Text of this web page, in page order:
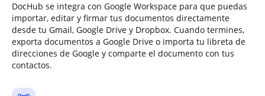
DocHub se integra con Google Workspace para que puedas
importar, editar y firmar tus documentos directamente
desde tu Gmail, Google Drive y Dropbox. Cuando termines,
exporta documentos a Google Drive o importa tu libreta de
direcciones de Google y comparte el documento con tus
contactos.